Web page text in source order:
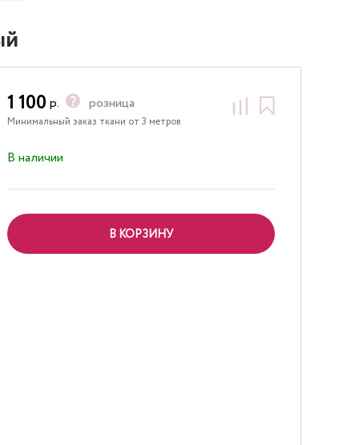
1 100 р. розница
Минимальный заказ ткани от 3 метров
В наличии
В КОРЗИНУ